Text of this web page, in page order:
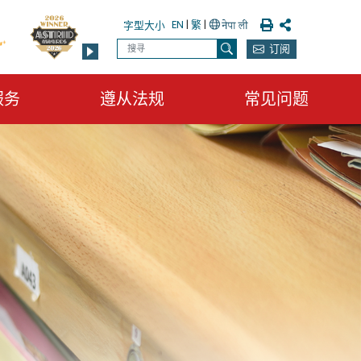
字型大小 EN | 繁| 列印 分享
搜寻
搜寻 订阅
遵从法规 常见问题